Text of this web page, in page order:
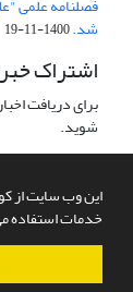
این وب سایت از
خدمات استفاده
شد.1400-11-19
اشتراک
برای دریافت
شوید.
سامانه مدیریت